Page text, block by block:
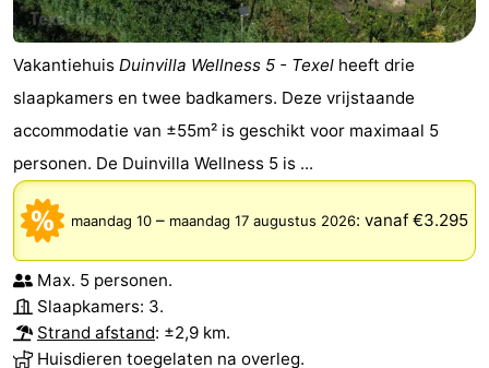
Vakantiehuis Duinvilla Wellness 5 - Texel heeft drie
slaapkamers en twee badkamers. Deze vrijstaande
accommodatie van ±55m² is geschikt voor maximaal 5
personen. De Duinvilla Wellness 5 is ...
maandag 10 – maandag 17 augustus 2026: vanaf €3.295
Max. 5 personen.
Slaapkamers: 3.
Strand afstand: ±2,9 km.
Huisdieren toegelaten na overleg.